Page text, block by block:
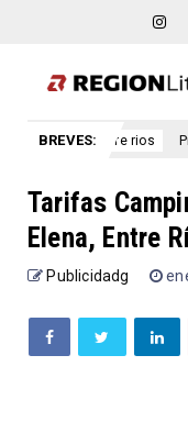
BREVES:
rios Prohibieron a
Tarifas
Elena, Entre
Publicidadg